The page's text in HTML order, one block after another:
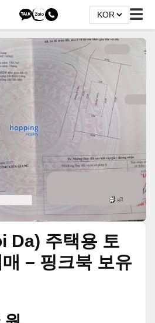
☰
Da) 주택용 토
– 핑크북 보유